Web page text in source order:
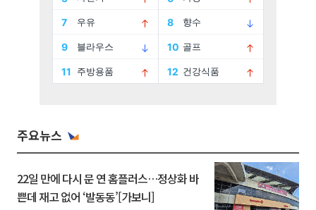
주요뉴스
22일 만에 다시 문 연 홈플러스…정상화 바
쁜데 재고 없어 ‘발동동’[가보니]